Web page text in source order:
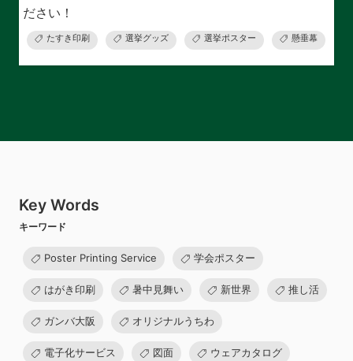
ださい！
たすき印刷 選挙グッズ 選挙ポスター 懸垂幕
Key Words
キーワード
Poster Printing Service 学会ポスター
はがき印刷 暑中見舞い 新世界 推し活
ガンバ大阪 オリジナルうちわ
電子化サービス 図面 ウェアカタログ